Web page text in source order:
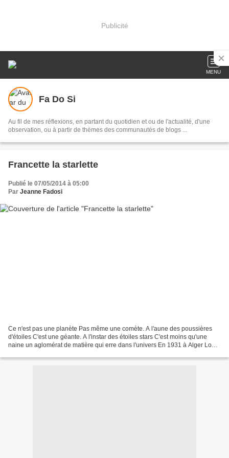
Publicité
MENU
Fa Do Si
Au fil de mes réflexions, en partant du quotidien et ou de l'actualité, d'une
observation, ou à partir de thèmes des communautés de blogs ...
Francette la starlette
Publié le 07/05/2014 à 05:00
Par Jeanne Fadosi
Ce n'est pas une planète Pas même une comète. A l'aune des poussières
d'étoiles C'est une géante. A l'instar des étoiles stars C'est moins qu'une
naine un aglomérat de matière qui erre dans l'univers En 1931 à Alger Louis